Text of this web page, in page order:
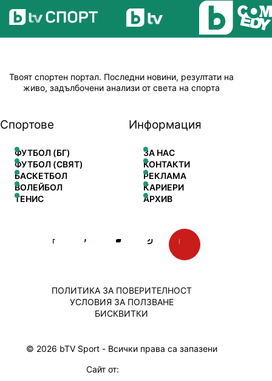
Твоят спортен портал. Последни новини, резултати на
живо, задълбочени анализи от света на спорта
Спортове
ФУТБОЛ (БГ)
ФУТБОЛ (СВЯТ)
БАСКЕТБОЛ
ВОЛЕЙБОЛ
ТЕНИС
Информация
ЗА НАС
КОНТАКТИ
РЕКЛАМА
КАРИЕРИ
АРХИВ
© 2026 bTV Sport - Всички права са запазени
ПОЛИТИКА ЗА ПОВЕРИТЕЛНОСТ
УСЛОВИЯ ЗА ПОЛЗВАНЕ
БИСКВИТКИ
Сайт от: